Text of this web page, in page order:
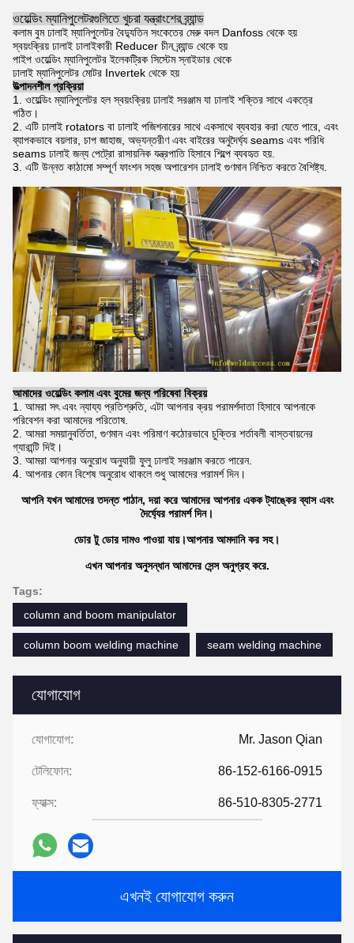
যোগাযোগ
যোগাযোগ: Mr. Jason Qian
টেলিফোন: 86-152-6166-0915
ফ্যাক্স: 86-510-8305-2771
এখনই যোগাযোগ করুন
ওয়েল্ডিং ম্যানিপুলেটরগুলিতে খুচরা যন্ত্রাংশের ব্র্যান্ড
কলাম বুম ঢালাই ম্যানিপুলেটর বৈদ্যুতিন সংকেতের মেরু বদল Danfoss থেকে হয়
স্বয়ংক্রিয় ঢালাই ঢালাইকারী Reducer চীন ব্র্যান্ড থেকে হয়
পাইপ ওয়েল্ডিং ম্যানিপুলেটর ইলেকট্রিক সিস্টেম স্নাইডার থেকে
ঢালাই ম্যানিপুলেটর মোটর Invertek থেকে হয়
উত্পাদনশীল প্রক্রিয়া
1. ওয়েল্ডিং ম্যানিপুলেটর হল স্বয়ংক্রিয় ঢালাই সরঞ্জাম যা ঢালাই শক্তির সাথে একত্রে
গঠিত।
2. এটি ঢালাই rotators বা ঢালাই পজিশনারের সাথে একসাথে ব্যবহার করা যেতে পারে, এবং
ব্যাপকভাবে বয়লার, চাপ জাহাজ, অভ্যন্তরীণ এবং বাইরের অনুদৈর্ঘ্য seams এবং পরিধি
seams ঢালাই জন্য পেট্রো রাসায়নিক যন্ত্রপাতি হিসাবে শিল্পে ব্যবহৃত হয়.
3. এটি উন্নত কাঠামো সম্পূর্ণ ফাংশন সহজ অপারেশন ঢালাই গুণমান নিশ্চিত করতে বৈশিষ্ট্য.
আমাদের ওয়েল্ডিং কলাম এবং বুমের জন্য পরিষেবা বিক্রয়
1. আমরা সৎ এবং ন্যায্য প্রতিশ্রুতি, এটা আপনার ক্রয় পরামর্শদাতা হিসাবে আপনাকে
পরিবেশন করা আমাদের পরিতোষ.
2. আমরা সময়ানুবর্তিতা, গুণমান এবং পরিমাণ কঠোরভাবে চুক্তির শর্তাবলী বাস্তবায়নের
গ্যারান্টি দিই।
3. আমরা আপনার অনুরোধ অনুযায়ী ফুলু ঢালাই সরঞ্জাম করতে পারেন.
4. আপনার কোন বিশেষ অনুরোধ থাকলে শুধু আমাদের পরামর্শ দিন।
আপনি যখন আমাদের তদন্ত পাঠান, দয়া করে আমাদের আপনার একক ট্যাঙ্কের ব্যাস এবং
দৈর্ঘ্যের পরামর্শ দিন।
ডোর টু ডোর দামও পাওয়া যায়।আপনার আমদানি কর সহ।
এখন আপনার অনুসন্ধান আমাদের সেন্স অনুগ্রহ করে.
Tags:
column and boom manipulator
column boom welding machine seam welding machine